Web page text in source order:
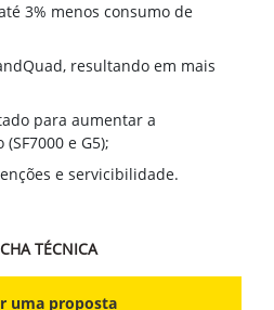
3% menos consumo de
resultando em mais
para aumentar a
e G5);
e servicibilidade.
TÉCNICA
uma proposta